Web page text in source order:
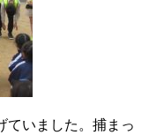
ていました。捕まっ